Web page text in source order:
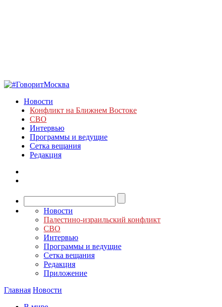
Новости
Конфликт на Ближнем Востоке
СВО
Интервью
Программы и ведущие
Сетка вещания
Редакция
Новости
Палестино-израильский конфликт
СВО
Интервью
Программы и ведущие
Сетка вещания
Редакция
Приложение
Главная Новости